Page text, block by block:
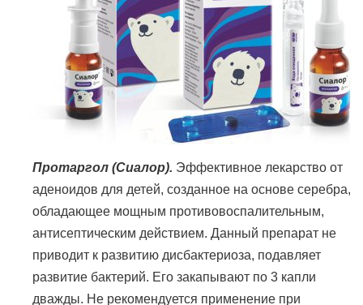
Протаргол (Сиалор). Эффективное лекарство от
аденоидов для детей, созданное на основе серебра,
обладающее мощным противовоспалительным,
антисептическим действием. Данный препарат не
приводит к развитию дисбактериоза, подавляет
развитие бактерий. Его закапывают по 3 капли
дважды. Не рекомендуется применение при